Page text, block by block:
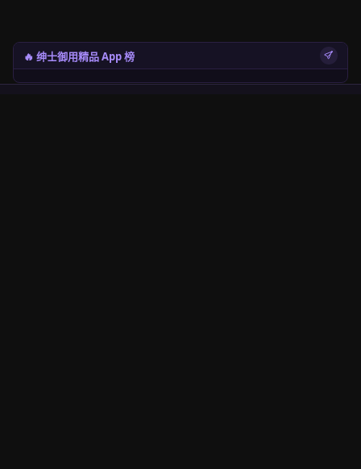
🔥 绅士御用精品 App 榜